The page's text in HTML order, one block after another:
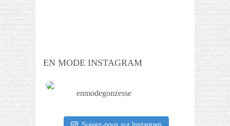
EN MODE INSTAGRAM
enmodegonzesse